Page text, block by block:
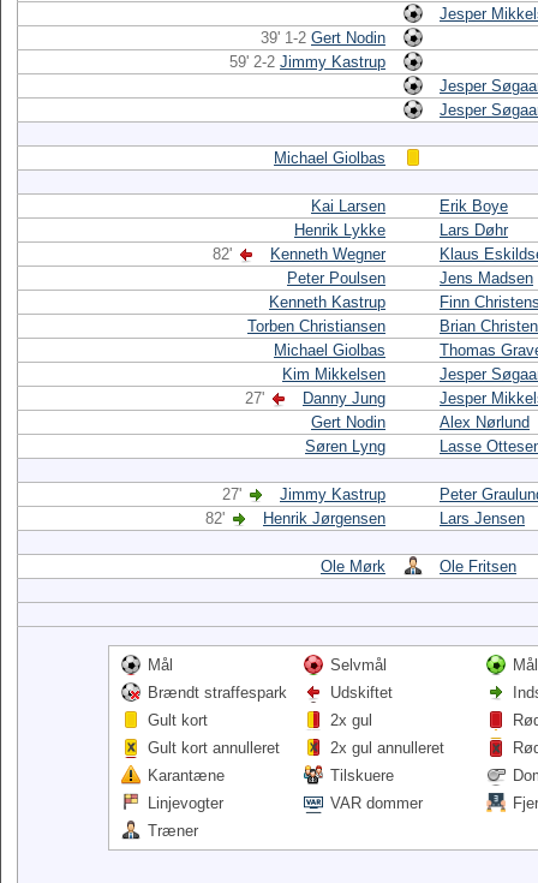
Jesper
39' 1-2 Gert Nodin
59' 2-2 Jimmy Kastrup
Jesper
Jesper
Michael Giolbas
Kai Larsen
Erik Boye
Henrik Lykke
Lars Døhr
82'
Kenneth Wegner
Klaus
Peter Poulsen
Jens Madsen
Kenneth Kastrup
Finn
Torben Christiansen
Brian
Michael Giolbas
Thomas
Kim Mikkelsen
Jesper
27'
Danny Jung
Jesper
Gert Nodin
Alex Nørlund
Søren Lyng
Lasse
27' Jimmy Kastrup
Peter
82'
Henrik Jørgensen Lars Jensen
Ole Mørk Ole Fritsen
Mål Selvmål
Brændt straffespark
Udskiftet
Gult kort
2x gul
Gult kort annulleret
2x gul annulleret
Karantæne
Tilskuere
Linjevogter
VAR dommer
Træner